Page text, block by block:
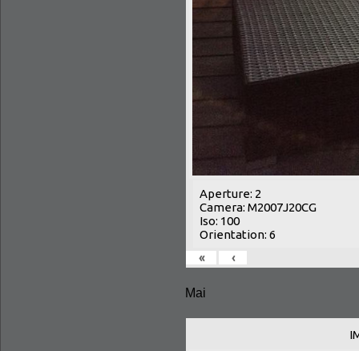
Aperture: 2
Camera: M2007J20CG
Iso: 100
Orientation: 6
«
‹
Mai